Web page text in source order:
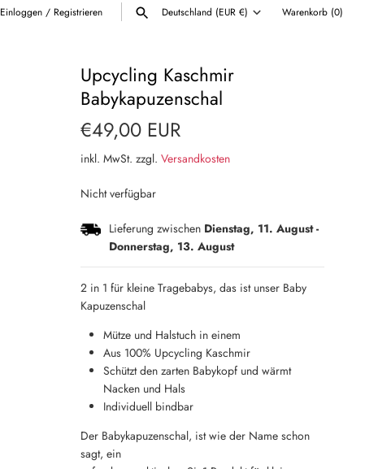
Einloggen / Registrieren Währung
Deutschland (EUR €) Warenkorb (0)
Upcycling Kaschmir
Babykapuzenschal
€49,00 EUR
inkl. MwSt. zzgl. Versandkosten
Nicht verfügbar
Lieferung zwischen Dienstag, 11. August-
Donnerstag, 13. August
2 in 1 für kleine Tragebabys, das ist unser Baby
Kapuzenschal
Mütze und Halstuch in einem
Aus 100% Upcycling Kaschmir
Schützt den zarten Babykopf und wärmt
Nacken und Hals
Individuell bindbar
Der Babykapuzenschal, ist wie der Name schon
sagt, ein